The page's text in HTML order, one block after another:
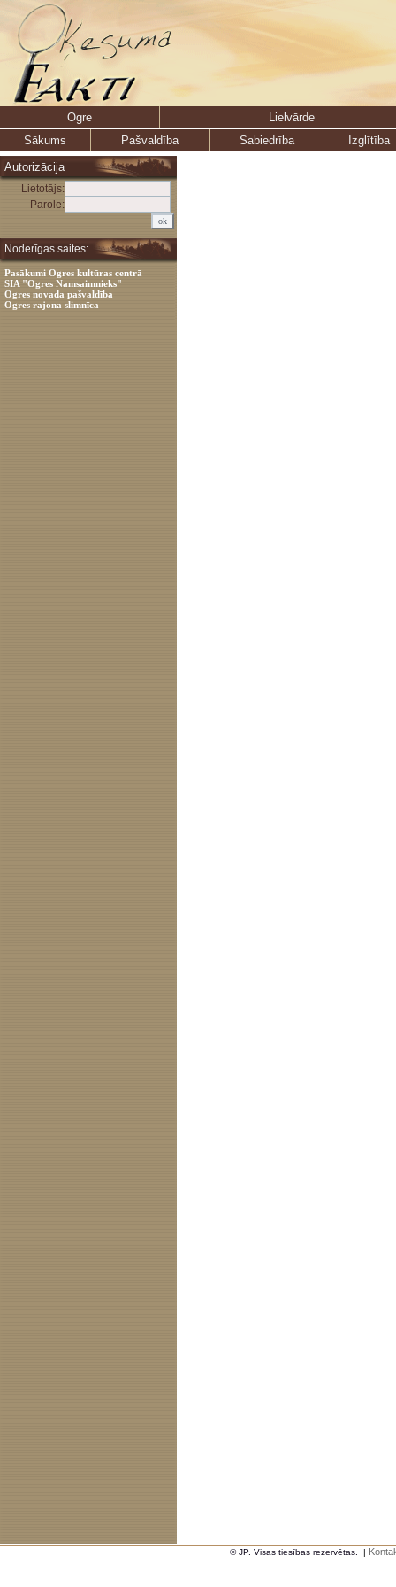
Ogre
Lielvārde
Sākums
Pašvaldība Sabiedrība
Izglītība
Autorizācija
Lietotājs:
Parole:
Noderīgas saites:
Pasākumi Ogres kultūras centrā
SIA "Ogres Namsaimnieks"
Ogres novada pašvaldība
Ogres rajona slimnīca
© JP. Visas tiesības rezervētas. |